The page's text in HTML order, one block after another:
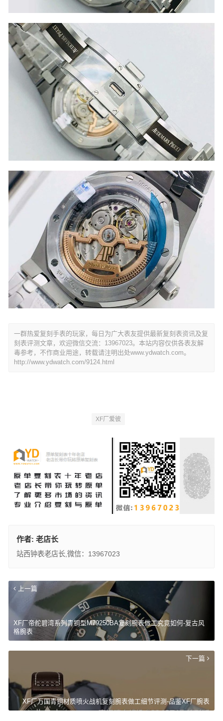
一群热爱复刻手表的玩家，每日为广大表友提供最新复刻表资讯及复
刻表评测文章，欢迎微信交流：13967023。本站内容仅供各表友解
毒参考，不作商业用途，转载请注明出处www.ydwatch.com。
http://www.ydwatch.com/9124.html
XF厂爱彼
作者: 老店长
站西钟表老店长,微信：13967023
上一篇
XF厂帝舵碧湾系列青铜型M79250BA复刻腕表做工究竟如何-复古风
格腕表
下一篇
XF厂万国青铜材质喷火战机复刻腕表做工细节评测-品鉴XF厂腕表